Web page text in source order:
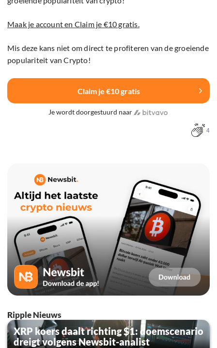
Maak je account en Claim je €10 gratis.
Mis deze kans niet om direct te profiteren van de groeiende
populariteit van Crypto!
Claim je €10 gratis
Je wordt doorgestuurd naar
4
Ripple Nieuws
XRP koers daalt richting $1: doemscenario
dreigt volgens Newsbit-analist